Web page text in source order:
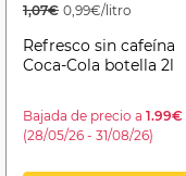
1,07€ 0,99€/litro
Refresco sin cafeína
Coca-Cola botella 2l
Bajada de precio a 1.99€
(28/05/26 - 31/08/26)